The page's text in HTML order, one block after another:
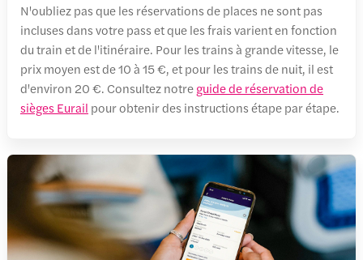
N'oubliez pas que les réservations de places ne sont pas
incluses dans votre pass et que les frais varient en fonction
du train et de l'itinéraire. Pour les trains à grande vitesse, le
prix moyen est de 10 à 15 €, et pour les trains de nuit, il est
d'environ 20 €. Consultez notreguide de réservation de
sièges Eurail pour obtenir des instructions étape par étape.